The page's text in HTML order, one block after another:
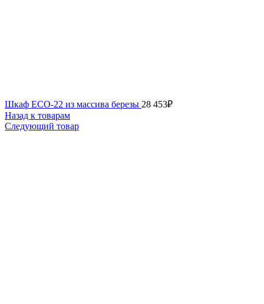
Шкаф ECO-22 из массива березы 28 453₽
Назад к товарам
Следующий товар